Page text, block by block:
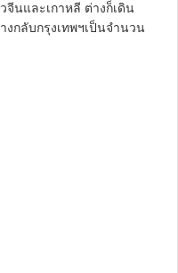
จีนและเกาหลี ต่างก็เดิน
งกลับกรุงเทพฯเป็นจำนวน